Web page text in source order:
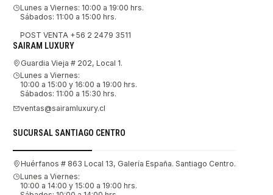
Lunes a Viernes: 10:00 a 19:00 hrs.
Sábados: 11:00 a 15:00 hrs.
POST VENTA +56 2 2479 3511
SAIRAM LUXURY
Guardia Vieja # 202, Local 1.
Lunes a Viernes:
10:00 a 15:00 y 16:00 a 19:00 hrs.
Sábados: 11:00 a 15:30 hrs.
ventas@sairamluxury.cl
SUCURSAL SANTIAGO CENTRO
Huérfanos # 863 Local 13, Galería España. Santiago Centro.
Lunes a Viernes:
10:00 a 14:00 y 15:00 a 19:00 hrs.